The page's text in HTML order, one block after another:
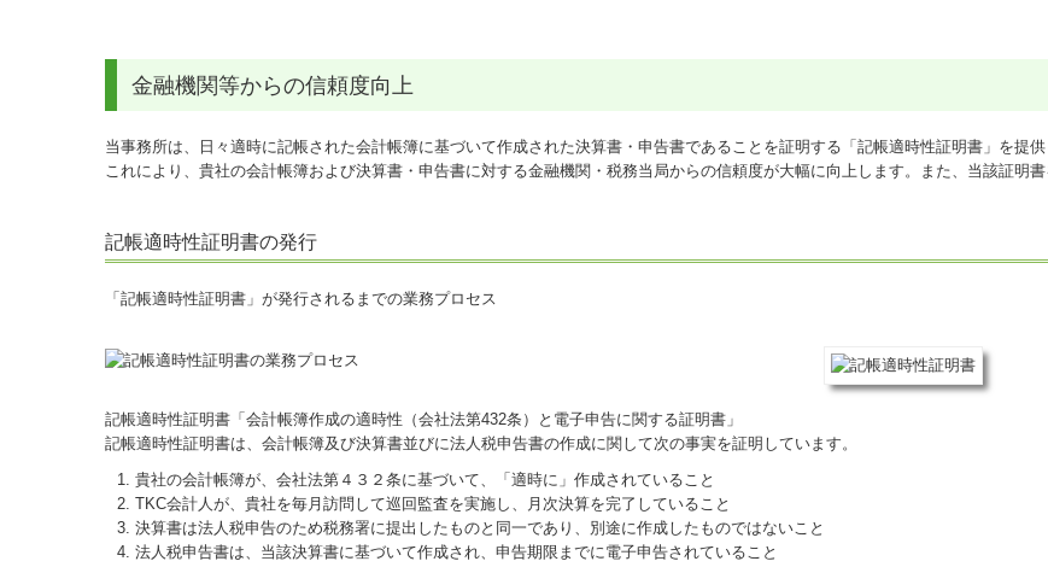
金融機関等からの信頼度向上
当事務所は、日々適時に記帳された会計帳簿に基づいて作成された決算書・申告書であることを証明する「記帳適時性証明書」を提供
これにより、貴社の会計帳簿および決算書・申告書に対する金融機関・税務当局からの信頼度が大幅に向上します。また、当該証明
記帳適時性証明書の発行
「記帳適時性証明書」が発行されるまでの業務プロセス
記帳適時性証明書「会計帳簿作成の適時性（会社法第432条）と電子申告に関する証明書」
記帳適時性証明書は、会計帳簿及び決算書並びに法人税申告書の作成に関して次の事実を証明しています。
貴社の会計帳簿が、会社法第４３２条に基づいて、「適時に」作成されていること
TKC会計人が、貴社を毎月訪問して巡回監査を実施し、月次決算を完了していること
決算書は法人税申告のため税務署に提出したものと同一であり、別途に作成したものではないこと
法人税申告書は、当該決算書に基づいて作成され、申告期限までに電子申告されていること